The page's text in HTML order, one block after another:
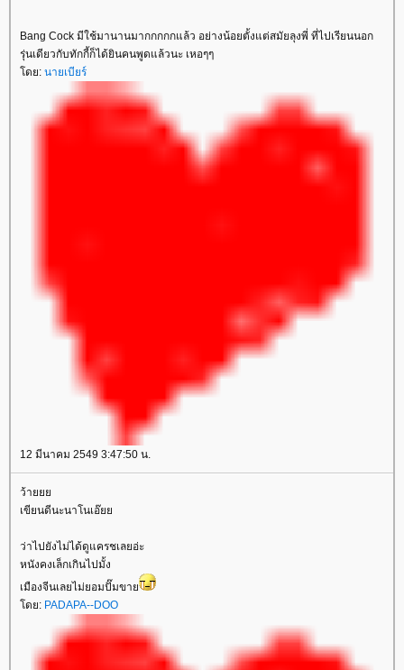
Bang Cock มีใช้มานานมากกกกกแล้ว อย่างน้อยตั้งแต่สมัยลุงพี่ ที่ไปเรียนนอก
รุ่นเดียวกับทักกี้ก็ได้ยินคนพูดแล้วนะ เหอๆๆ
ดย: นายเบียร์
12 มีนาคม 2549 3:47:50 น.
ว้า
เขียนดีนะนาโนเอ๊
ว่าไปยังไม่ได้ดูแครชเลยอ่ะ
หนังคงเล็กเกินไปมั้ง
เมืองจีนเลยไม่ยอมปั๊มขา
ดย: PADAPA--DOO